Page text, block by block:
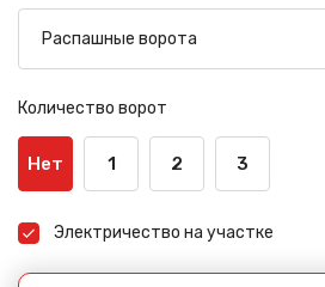
Количество ворот
Нет 1 2 3
Электричество на участке